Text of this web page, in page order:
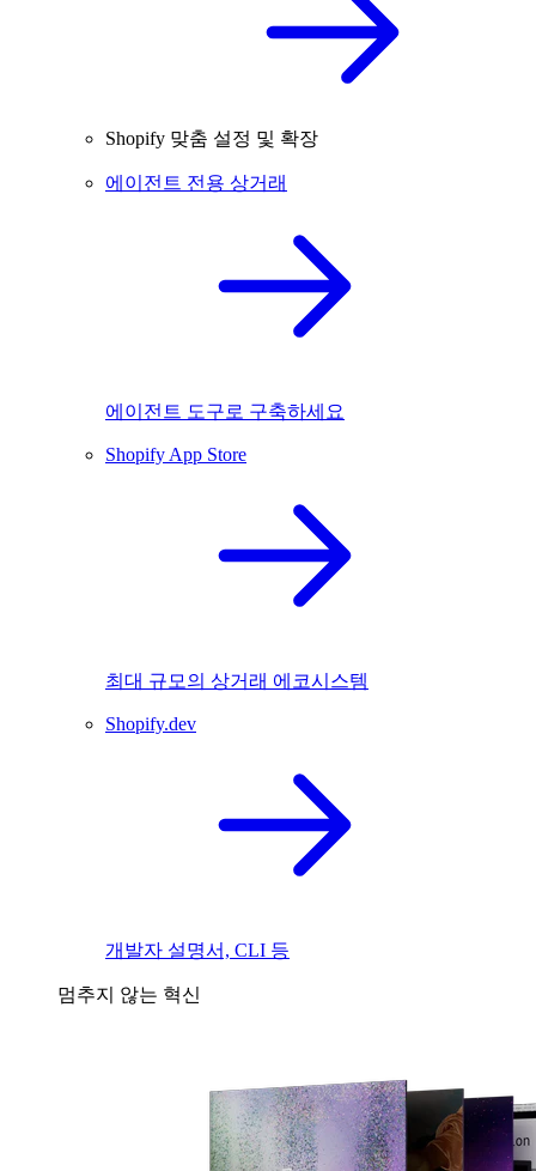
Shopify 맞춤 설정 및 확장
에이전트 전용 상거래
에이전트 도구로 구축하세요
Shopify App Store
최대 규모의 상거래 에코시스템
Shopify.dev
개발자 설명서, CLI 등
멈추지 않는 혁신